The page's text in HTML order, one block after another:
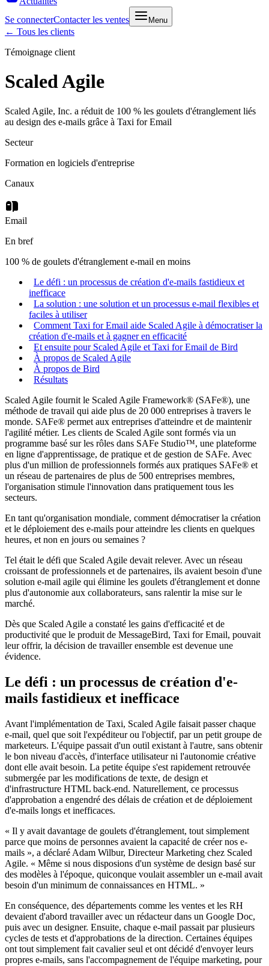
Se connecterContacter les ventes Menu
← Tous les clients
Témoignage client
Scaled Agile
Scaled Agile, Inc. a réduit de 100 % les goulets d'étranglement liés
au design des e-mails grâce à Taxi for Email
Secteur
Formation en logiciels d'entreprise
Canaux
Email
En bref
100 % de goulets d'étranglement e-mail en moins
Le défi : un processus de création d'e-mails fastidieux et
inefficace
La solution : une solution et un processus e-mail flexibles et
faciles à utiliser
Comment Taxi for Email aide Scaled Agile à démocratiser la
création d'e-mails et à gagner en efficacité
Et ensuite pour Scaled Agile et Taxi for Email de Bird
À propos de Scaled Agile
À propos de Bird
Résultats
Scaled Agile fournit le Scaled Agile Framework® (SAFe®), une
méthode de travail qui aide plus de 20 000 entreprises à travers le
monde. SAFe® permet aux entreprises d'atteindre et de maintenir
l'agilité métier. Les clients de Scaled Agile sont formés via un
programme basé sur les rôles dans SAFe Studio™, une plateforme
en ligne d'apprentissage, de pratique et de gestion de SAFe. Avec
plus d'un million de professionnels formés aux pratiques SAFe® et
un réseau de partenaires de plus de 500 entreprises membres,
l'organisation stimule l'innovation dans pratiquement tous les
secteurs.
En tant qu'organisation mondiale, comment démocratiser la création
et le déploiement des e-mails pour atteindre les clients en quelques
heures, et non en jours ou semaines ?
Tel était le défi que Scaled Agile devait relever. Avec un réseau
croissant de professionnels et de partenaires, ils avaient besoin d'une
solution e-mail agile qui élimine les goulets d'étranglement et donne
plus d'autonomie aux collaborateurs, sans ralentir la mise sur le
marché.
Dès que Scaled Agile a constaté les gains d'efficacité et de
productivité que le produit de MessageBird, Taxi for Email, pouvait
leur offrir, la décision de travailler ensemble est devenue une
évidence.
Le défi : un processus de création d'e-
mails fastidieux et inefficace
Avant l'implémentation de Taxi, Scaled Agile faisait passer chaque
e-mail, quel que soit l'expéditeur ou l'objectif, par un petit groupe de
marketeurs. L'équipe passait d'un outil existant à l'autre, sans obtenir
le bon niveau d'accès, d'interface utilisateur ni l'autonomie créative
dont elle avait besoin. La petite équipe s'est rapidement retrouvée
submergée par les modifications de texte, de design et
d'infrastructure HTML back-end. Naturellement, ce processus
d'approbation a engendré des délais de création et de déploiement
d'e-mails longs et inefficaces.
« Il y avait davantage de goulets d'étranglement, tout simplement
parce que moins de personnes avaient la capacité de créer nos e-
mails », a déclaré Adam Wilbur, Directeur Marketing chez Scaled
Agile. « Même si nous disposions d'un système de design basé sur
des modèles à l'époque, quiconque voulait assembler un e-mail avait
besoin d'un minimum de connaissances en HTML. »
En conséquence, des départements comme les ventes et les RH
devaient d'abord travailler avec un rédacteur dans un Google Doc,
puis avec un designer. Ensuite, chaque e-mail passait par plusieurs
cycles de tests et d'approbations de la direction. Certaines équipes
ont tout simplement fait cavalier seul et ont décidé d'envoyer leurs
propres e-mails, sans l'accompagnement de l'équipe marketing, pour